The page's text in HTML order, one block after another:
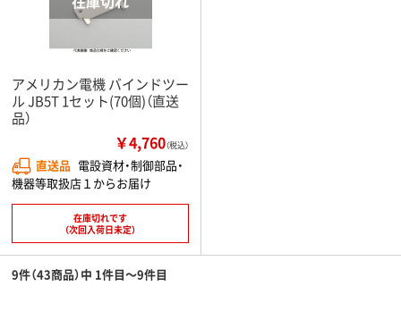
アメリカン電機 バインドツー
ル JB5T 1セット(70個)（直送
品）
￥4,760（税込）
直送品 電設資材・制御部品・
機器等取扱店１からお届け
在庫切れです
（次回入荷日未定）
9件（43商品）中 1件目～9件目